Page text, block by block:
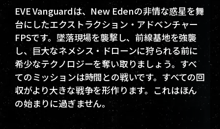
EVE Vanguardは、New Edenの非情な惑星を舞
台にしたエクストラクション・アドベンチャー
FPSです。墜落現場を襲撃し、前線基地を強襲
し、巨大なネメシス・ドローンに狩られる前に
希少なテクノロジーを奪い取りましょう。すべ
てのミッションは時間との戦いです。すべての回
収がより大きな戦争を形作ります。これはほん
の始まりに過ぎません。